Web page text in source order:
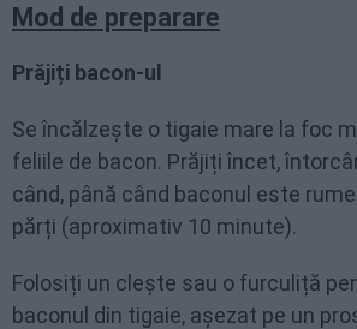
Mod de preparare
Prăjiți bacon-ul
Se încălzește o tigaie mare la foc
feliile de bacon. Prăjiți încet,
când, până când baconul este
părți (aproximativ 10 minute).
Folosiți un clește sau o furculiță
baconul din tigaie, așezat pe un